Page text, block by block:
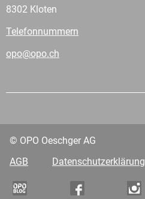
8302 Kloten
Telefonnummern
opo@opo.ch
© OPO Oeschger AG
AGB
Datenschutzerklärung